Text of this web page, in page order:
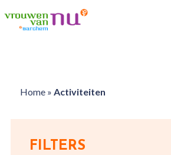
Home» Activiteiten
FILTERS